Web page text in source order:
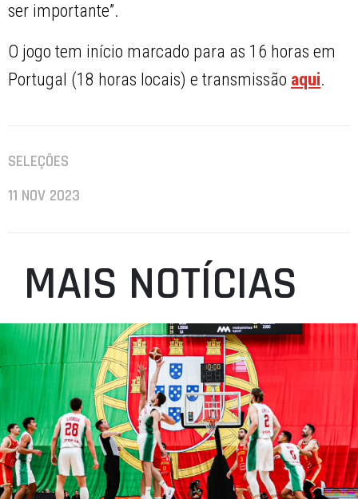
ser importante”.
O jogo tem início marcado para as 16 horas em
Portugal (18 horas locais) e transmissão aqui.
SELEÇÕES
11 NOV 2023
MAIS NOTÍCIAS